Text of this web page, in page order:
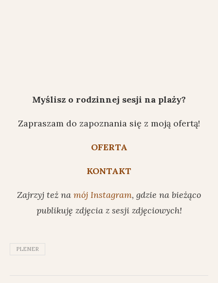
Myślisz o rodzinnej sesji na plaży?
Zapraszam do zapoznania się z moją ofertą!
OFERTA
KONTAKT
Zajrzyj też na mój Instagram, gdzie na bieżąco
publikuję zdjęcia z sesji zdjęciowych!
PLENER